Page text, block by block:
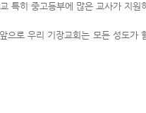
특히 중고등부에 많은 교사가 지원
으로 우리 기장교회는 모든 성도가